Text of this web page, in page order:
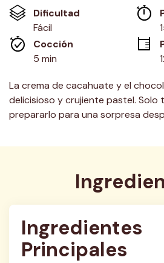
en
misma
página.
Dificultad
Fácil
Cocción
5 min
La crema de cacahuate y el
delicisioso y crujiente pastel. Solo
prepararlo para una sorpresa
Ingredientes
Principales